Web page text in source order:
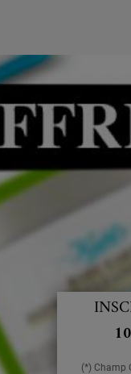
(*) Champ